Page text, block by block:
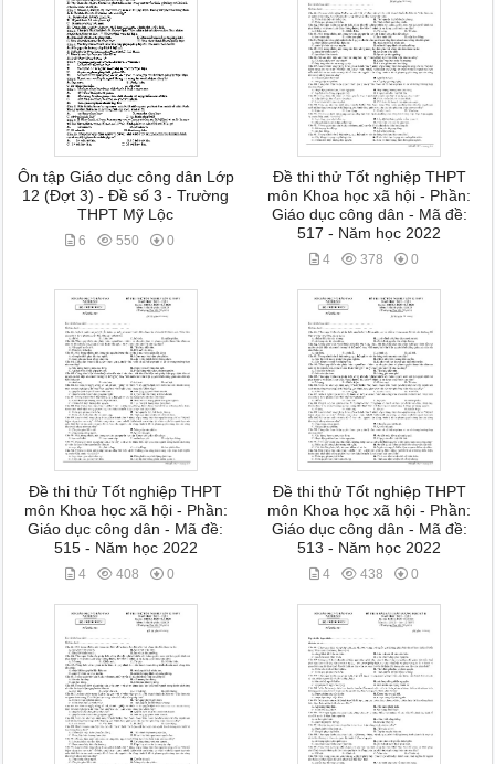
Ôn tập Giáo dục công dân Lớp
12 (Đợt 3) - Đề số 3 - Trường
THPT Mỹ Lộc
6 550 0
Đề thi thử Tốt nghiệp THPT
môn Khoa học xã hội - Phần:
Giáo dục công dân - Mã đề:
517 - Năm học 2022
4 378 0
Đề thi thử Tốt nghiệp THPT
môn Khoa học xã hội - Phần:
Giáo dục công dân - Mã đề:
515 - Năm học 2022
4 408 0
Đề thi thử Tốt nghiệp THPT
môn Khoa học xã hội - Phần:
Giáo dục công dân - Mã đề:
513 - Năm học 2022
4 438 0